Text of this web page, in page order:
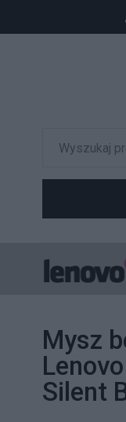
Mysz
Silent